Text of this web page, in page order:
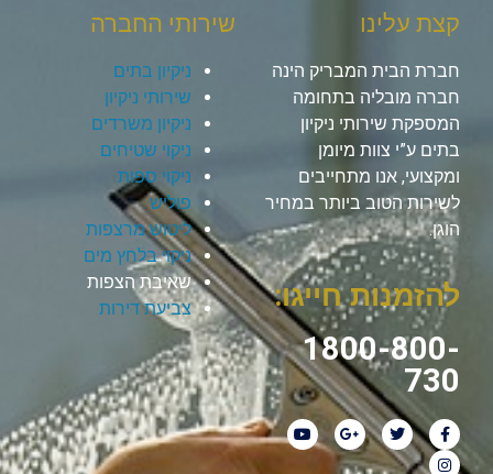
קצת עלינו
חברת הבית המבריק הינה
חברה מובליה בתחומה
המספקת שירותי ניקיון
בתים ע”י צוות מיומן
ומקצועי, אנו מתחייבים
לשירות הטוב ביותר במחיר
הוגן.
להזמנות חייגו:
1800-800-
730
שירותי החברה
ניקיון בתים
שירותי ניקיון
ניקיון משרדים
ניקוי שטיחים
ניקוי ספות
פוליש
ליטוש מרצפות
ניקוי בלחץ מים
שאיבת הצפות
צביעת דירות